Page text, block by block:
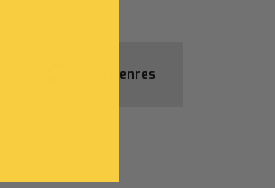
Alle Genres